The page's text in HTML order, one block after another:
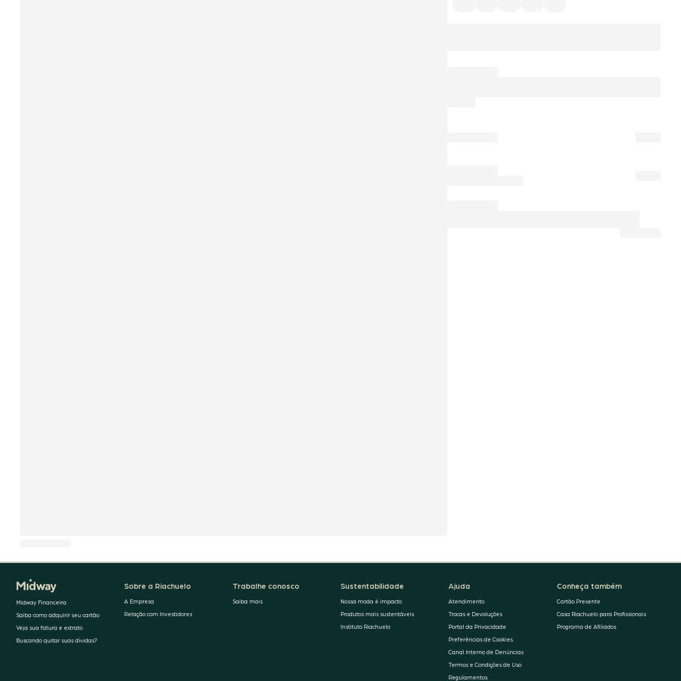
Midway Financeira
Saiba como adquirir seu cartão
Veja sua fatura e extrato
Buscando quitar suas dívidas?
Sobre a Riachuelo
A Empresa
Relação com Investidores
Trabalhe conosco
Saiba mais
Sustentabilidade
Nossa moda é impacto
Produtos mais sustentáveis
Instituto Riachuelo
Ajuda
Atendimento
Trocas e Devoluções
Portal da Privacidade
Preferências de Cookies
Canal Interno de Denúncias
Termos e Condições de Uso
Regulamentos
Conheça também
Cartão Presente
Casa Riachuelo para Profissionais
Programa de Afiliados